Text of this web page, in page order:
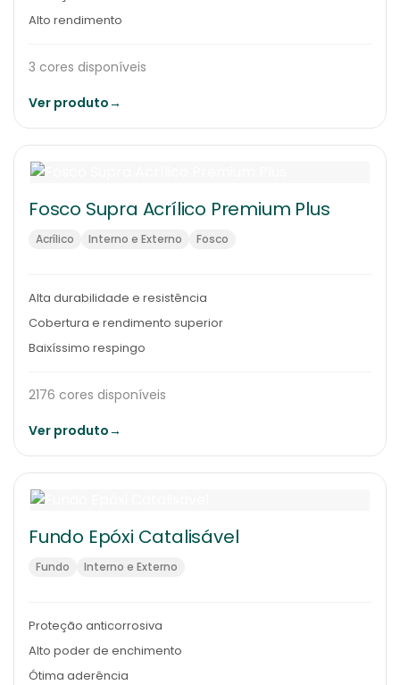
Alto rendimento
3 cores disponíveis
Ver produto→
Fosco Supra Acrílico Premium Plus
Acrílico Interno e Externo Fosco
Alta durabilidade e resistência
Cobertura e rendimento superior
Baixíssimo respingo
2176 cores disponíveis
Ver produto→
Fundo Epóxi Catalisável
Fundo Interno e Externo
Proteção anticorrosiva
Alto poder de enchimento
Ótima aderência